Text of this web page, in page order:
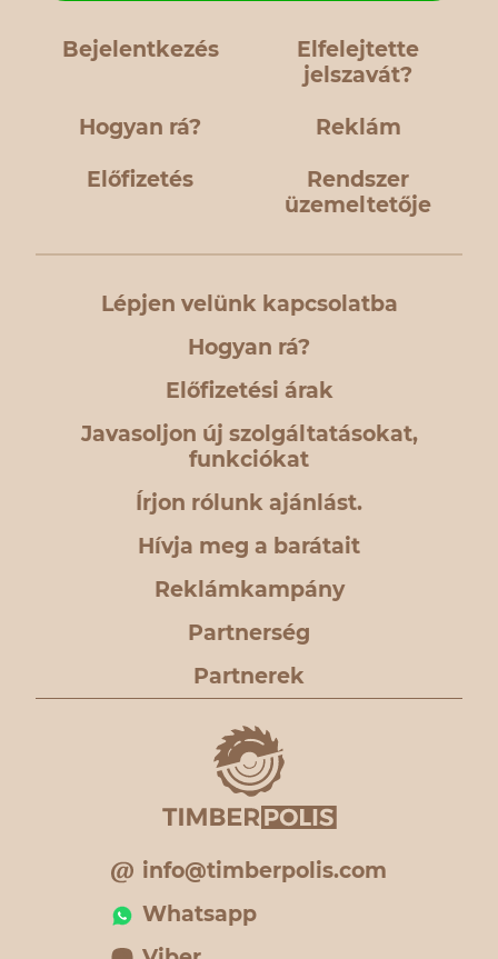
Bejelentkezés
Elfelejtette
jelszavát?
Hogyan rá? Reklám
Előfizetés
Rendszer
üzemeltetője
Lépjen velünk kapcsolatba
Hogyan rá?
Előfizetési árak
Javasoljon új szolgáltatásokat,
funkciókat
Írjon rólunk ajánlást.
Hívja meg a barátait
Reklámkampány
Partnerség
Partnerek
info@timberpolis.com
Whatsapp